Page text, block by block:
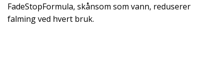
FadeStopFormula, skånsom som vann, reduserer
falming ved hvert bruk.